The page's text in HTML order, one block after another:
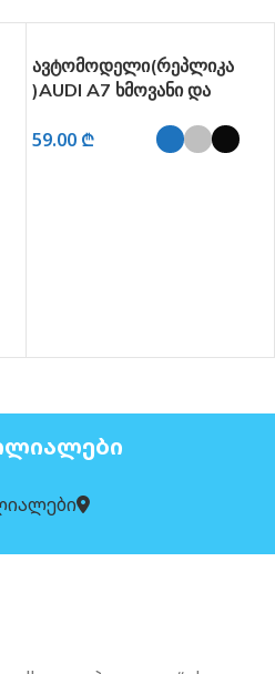
ავტომოდელი(რეპლიკა
)AUDI A7 ხმოვანი და
59.00 ₾